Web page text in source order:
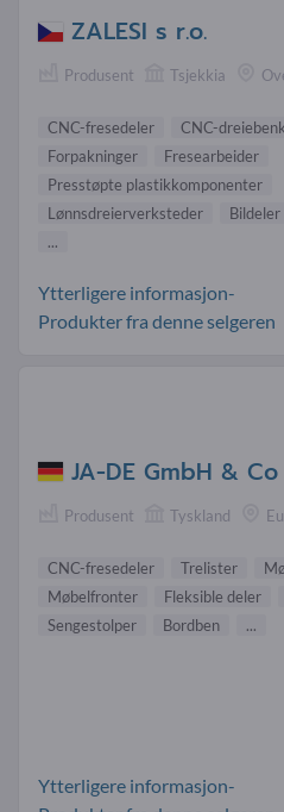
ZALESI s r.o.
Produsent Tsjekkia
CNC-fresedeler
CNC-
Forpakninger
Fresearbeider
Presstøpte plastikkomponenter
Lønnsdreierverksteder
Bildeler
...
Ytterligere informasjon-
Produkter fra denne selgeren
JA-DE GmbH & Co
Produsent Tyskland
CNC-fresedeler Trelister
Møbelfronter
Fleksible deler
Sengestolper
Bordben ...
Ytterligere informasjon-